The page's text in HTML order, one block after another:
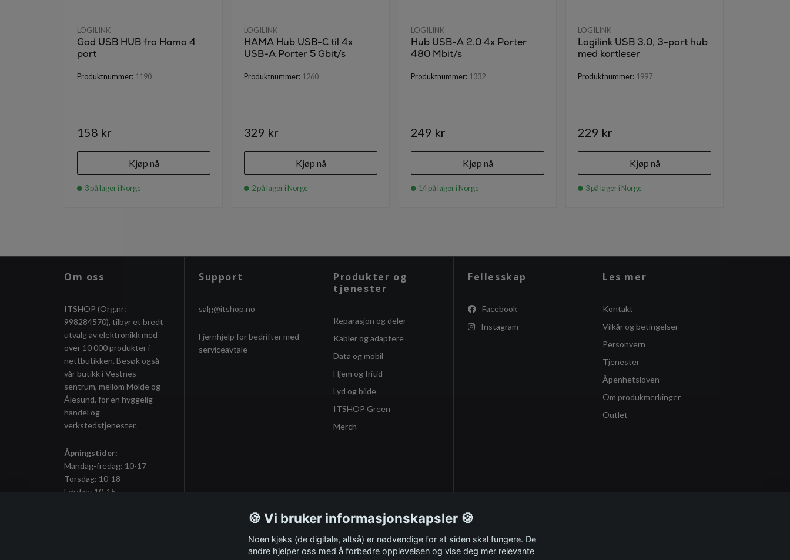
LOGILINK
God USB HUB fra Hama 4
port
Produktnummer: 1190
158 kr
Kjøp nå
3 på lager i Norge
LOGILINK
HAMA Hub USB-C til 4x
USB-A Porter 5 Gbit/s
Produktnummer: 1260
329 kr
Kjøp nå
2 på lager i Norge
LOGILINK
Hub USB-A 2.0 4x Porter
480 Mbit/s
Produktnummer: 1332
249 kr
Kjøp nå
14 på lager i Norge
LOGILINK
Logilink USB 3.0, 3-port hub
med kortleser
Produktnummer: 1997
229 kr
Kjøp nå
3 på lager i Norge
Om oss
ITSHOP (Org.nr:
998284570), tilbyr et bredt
utvalg av elektronikk med
over 10 000 produkter i
nettbutikken. Besøk også
vår butikk i Vestnes
sentrum, mellom Molde og
Ålesund, for en hyggelig
handel og
verkstedstjenester.
Åpningstider:
Mandag-fredag: 10-17
Torsdag: 10-18
Lørdag: 10-15
Support
salg@itshop.no
Fjernhjelp for bedrifter med
serviceavtale
Produkter og
tjenester
Reparasjon og deler
Kabler og adaptere
Data og mobil
Hjem og fritid
Lyd og bilde
ITSHOP Green
Merch
Fellesskap
Facebook
Instagram
Les mer
Kontakt
Vilkår og betingelser
Personvern
Tjenester
Åpenhetsloven
Om produkmerkinger
Outlet
🍪 Vi bruker informasjonskapsler 🍪
Noen kjeks (de digitale, altså) er nødvendige for at siden skal fungere. De
andre hjelper oss med å forbedre opplevelsen og vise deg mer relevante